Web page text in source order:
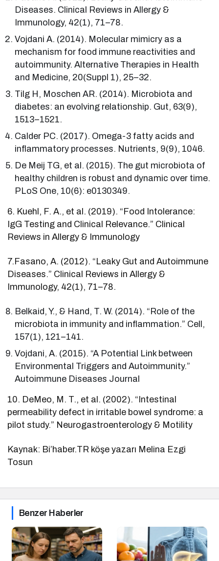
Diseases. Clinical Reviews in Allergy &
Immunology, 42(1), 71–78.
Vojdani A. (2014). Molecular mimicry as a
mechanism for food immune reactivities and
autoimmunity. Alternative Therapies in Health
and Medicine, 20(Suppl 1), 25–32.
Tilg H, Moschen AR. (2014). Microbiota and
diabetes: an evolving relationship. Gut, 63(9),
1513–1521.
Calder PC. (2017). Omega-3 fatty acids and
inflammatory processes. Nutrients, 9(9), 1046.
De Meij TG, et al. (2015). The gut microbiota of
healthy children is robust and dynamic over time.
PLoS One, 10(6): e0130349.
6. Kuehl, F. A., et al. (2019). “Food Intolerance:
IgG Testing and Clinical Relevance.” Clinical
Reviews in Allergy & Immunology
7.Fasano, A. (2012). “Leaky Gut and Autoimmune
Diseases.” Clinical Reviews in Allergy &
Immunology, 42(1), 71–78.
Belkaid, Y., & Hand, T. W. (2014). “Role of the
microbiota in immunity and inflammation.” Cell,
157(1), 121–141.
Vojdani, A. (2015). “A Potential Link between
Environmental Triggers and Autoimmunity.”
Autoimmune Diseases Journal
10. DeMeo, M. T., et al. (2002). “Intestinal
permeability defect in irritable bowel syndrome: a
pilot study.” Neurogastroenterology & Motility
Kaynak: Bi’haber.TR köşe yazarı Melina Ezgi
Tosun
Benzer Haberler